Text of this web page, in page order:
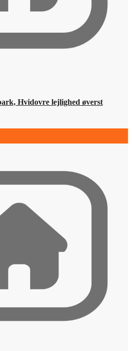
Hvidovre lejlighed øverst